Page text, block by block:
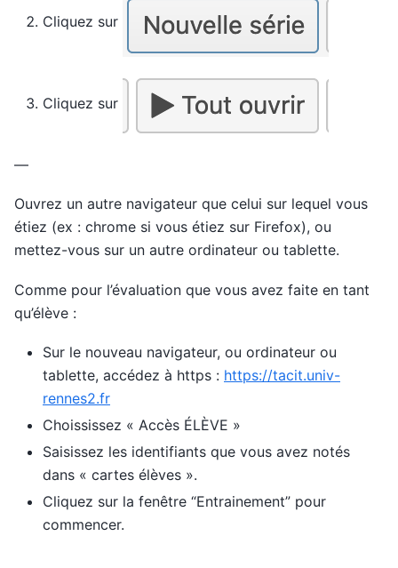
Cliquez sur
Cliquez sur
—
Ouvrez un autre navigateur que celui sur lequel vous
étiez (ex : chrome si vous étiez sur Firefox), ou
mettez-vous sur un autre ordinateur ou tablette.
Comme pour l’évaluation que vous avez faite en tant
qu’élève :
Sur le nouveau navigateur, ou ordinateur ou
tablette, accédez à https : https://tacit.univ-
rennes2.fr
Choississez « Accès ÉLÈVE »
Saisissez les identifiants que vous avez notés
dans « cartes élèves ».
Cliquez sur la fenêtre “Entrainement” pour
commencer.